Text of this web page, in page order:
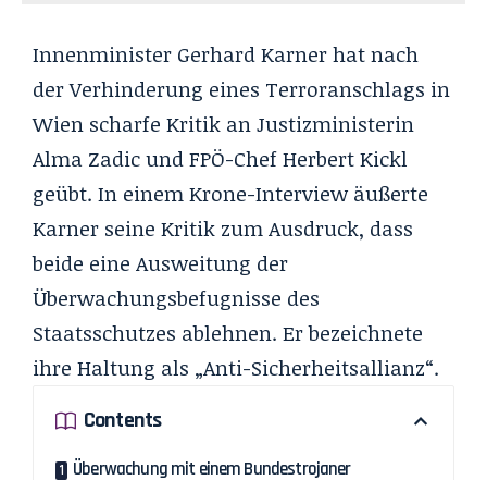
Innenminister Gerhard Karner hat nach
der Verhinderung eines Terroranschlags in
Wien scharfe Kritik an Justizministerin
Alma Zadic und FPÖ-Chef Herbert Kickl
geübt. In einem Krone-Interview äußerte
Karner seine Kritik zum Ausdruck, dass
beide eine Ausweitung der
Überwachungsbefugnisse des
Staatsschutzes ablehnen. Er bezeichnete
ihre Haltung als „Anti-Sicherheitsallianz“.
Contents
Überwachung mit einem Bundestrojaner